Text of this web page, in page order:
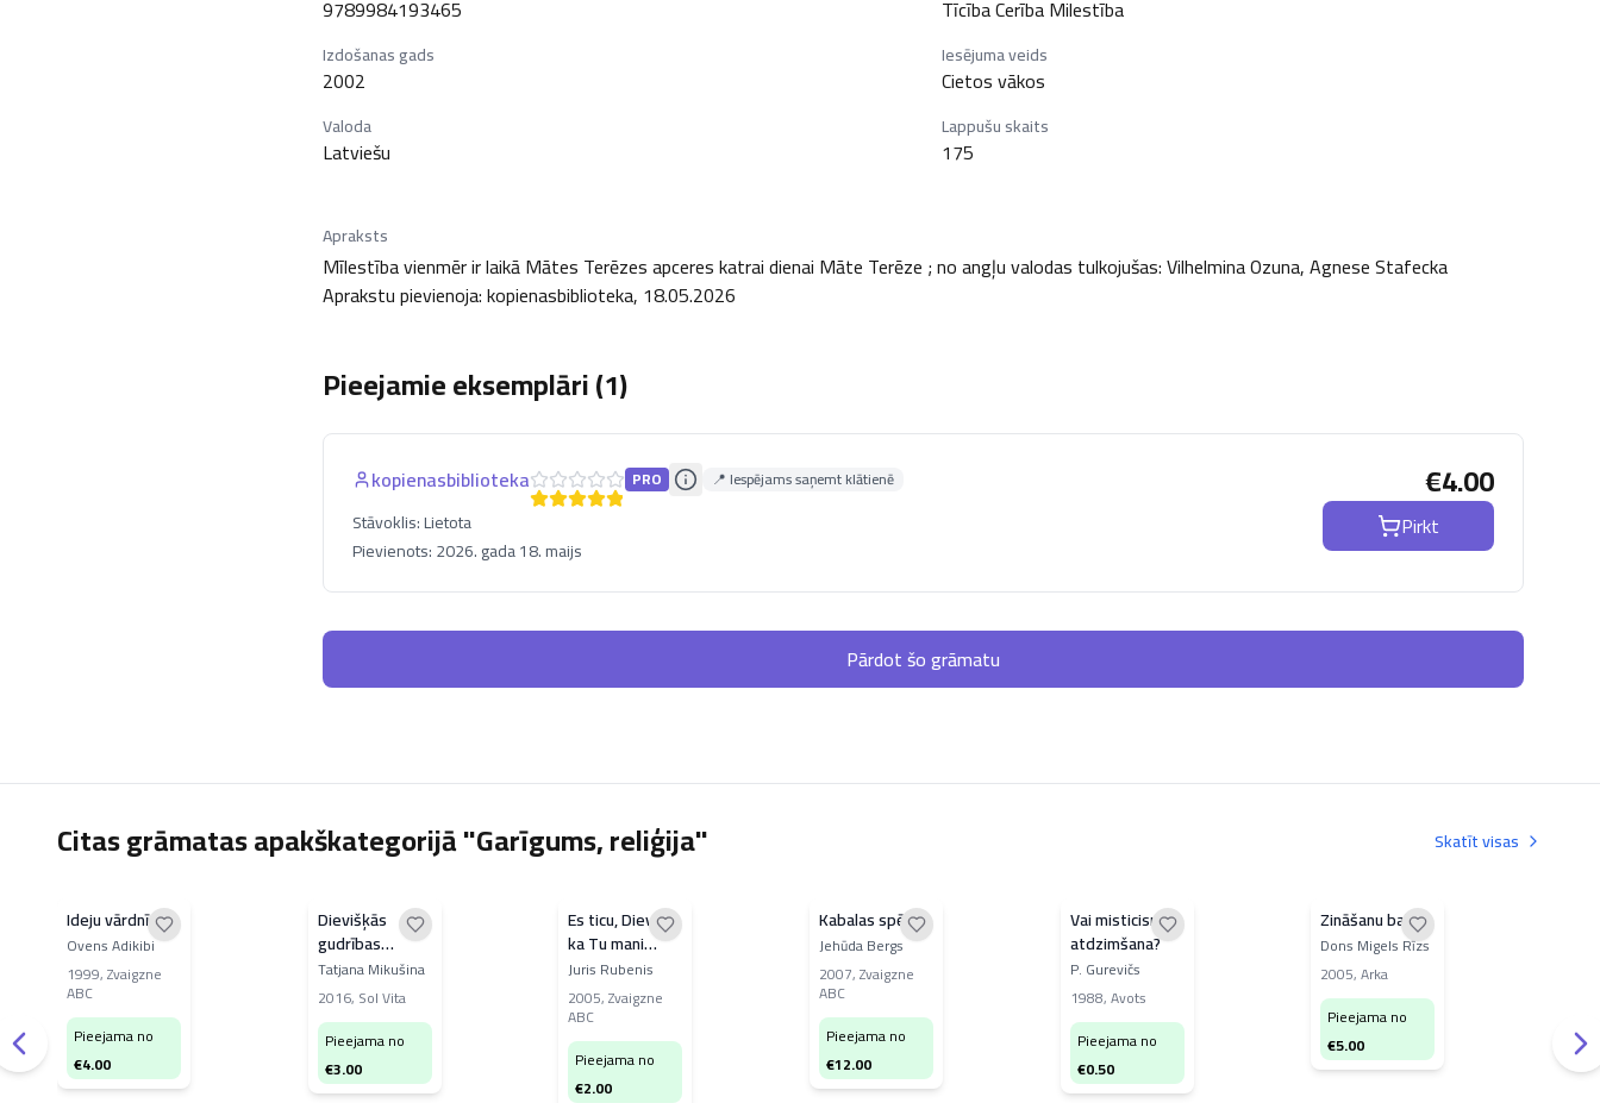
9789984193465 Tīcība Cerība Milestība
Izdošanas gads
2002
Iesējuma veids
Cietos vākos
Valoda
Latviešu
Lappušu skaits
175
Apraksts
Mīlestība vienmēr ir laikā Mātes Terēzes apceres katrai dienai Māte Terēze ; no angļu valodas tulkojušas: Vilhelmina Ozuna, Agnese Stafecka
Aprakstu pievienoja: kopienasbiblioteka, 18.05.2026
Pieejamie eksemplāri (1)
kopienasbiblioteka PRO 📍 Iespējams saņemt klātienē
Stāvoklis:Lietota
Pievienots:2026. gada 18. maijs
€4.00
Pirkt
Pārdot šo grāmatu
Citas grāmatas apakškategorijā "Garīgums, reliģija" Skatīt visas
Ideju vārdnīca
Ovens Adikibi
1999,Zvaigzne
ABC
Pieejama no
€4.00
Dievišķās
gudrības
dārgumi
Tatjana Mikušina
2016, Sol Vita
Pieejama no
€3.00
Es ticu, Dievs,
ka Tu mani
saproti
Juris Rubenis
2005,Zvaigzne
ABC
Pieejama no
€2.00
Kabalas spēks
Jehūda Bergs
2007,Zvaigzne
ABC
Pieejama no
€12.00
Vai misticisma
atdzimšana?
P. Gurevičs
1988,Avots
Pieejama no
€0.50
Zināšanu balss
Dons Migels Rīzs
2005,Arka
Pieejama no
€5.00
€